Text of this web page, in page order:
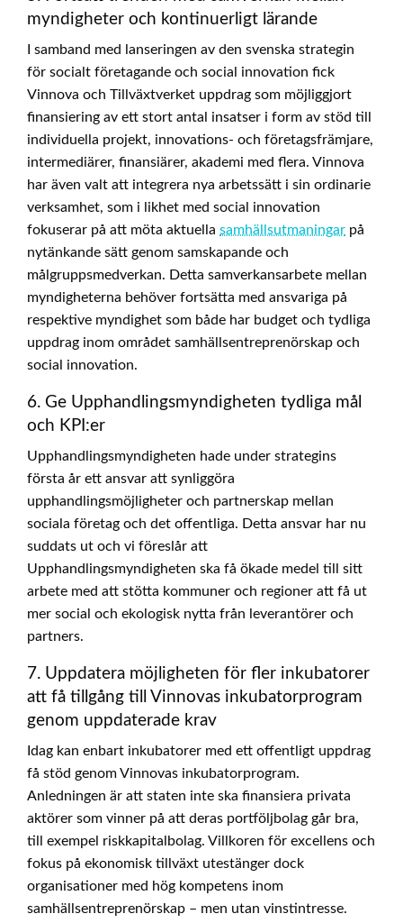
myndigheter och kontinuerligt lärande
I samband med lanseringen av den svenska strategin
för socialt företagande och social innovation fick
Vinnova och Tillväxtverket uppdrag som möjliggjort
finansiering av ett stort antal insatser i form av stöd till
individuella projekt, innovations- och företagsfrämjare,
intermediärer, finansiärer, akademi med flera. Vinnova
har även valt att integrera nya arbetssätt i sin ordinarie
verksamhet, som i likhet med social innovation
fokuserar på att möta aktuella samhällsutmaningar på
nytänkande sätt genom samskapande och
målgruppsmedverkan. Detta samverkansarbete mellan
myndigheterna behöver fortsätta med ansvariga på
respektive myndighet som både har budget och tydliga
uppdrag inom området samhällsentreprenörskap och
social innovation.
6. Ge Upphandlingsmyndigheten tydliga mål
och KPI:er
Upphandlingsmyndigheten hade under strategins
första år ett ansvar att synliggöra
upphandlingsmöjligheter och partnerskap mellan
sociala företag och det offentliga. Detta ansvar har nu
suddats ut och vi föreslår att
Upphandlingsmyndigheten ska få ökade medel till sitt
arbete med att stötta kommuner och regioner att få ut
mer social och ekologisk nytta från leverantörer och
partners.
7. Uppdatera möjligheten för fler inkubatorer
att få tillgång till Vinnovas inkubatorprogram
genom uppdaterade krav
Idag kan enbart inkubatorer med ett offentligt uppdrag
få stöd genom Vinnovas inkubatorprogram.
Anledningen är att staten inte ska finansiera privata
aktörer som vinner på att deras portföljbolag går bra,
till exempel riskkapitalbolag. Villkoren för excellens och
fokus på ekonomisk tillväxt utestänger dock
organisationer med hög kompetens inom
samhällsentreprenörskap – men utan vinstintresse.